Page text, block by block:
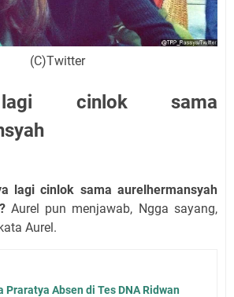
(C)Twitter
cinlok sama
lagi cinlok sama aurelhermansyah
Aurel pun menjawab, Ngga sayang,
Aurel.
Praratya Absen di Tes DNA Ridwan